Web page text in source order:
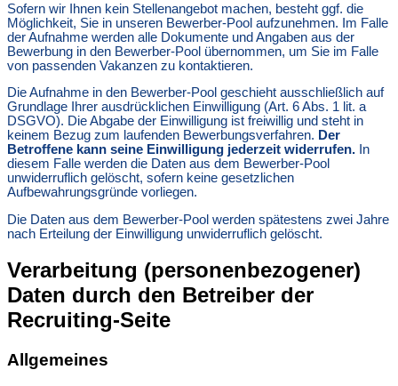
Sofern wir Ihnen kein Stellenangebot machen, besteht ggf. die
Möglichkeit, Sie in unseren Bewerber-Pool aufzunehmen. Im Falle
der Aufnahme werden alle Dokumente und Angaben aus der
Bewerbung in den Bewerber-Pool übernommen, um Sie im Falle
von passenden Vakanzen zu kontaktieren.
Die Aufnahme in den Bewerber-Pool geschieht ausschließlich auf
Grundlage Ihrer ausdrücklichen Einwilligung (Art. 6 Abs. 1 lit. a
DSGVO). Die Abgabe der Einwilligung ist freiwillig und steht in
keinem Bezug zum laufenden Bewerbungsverfahren. Der
Betroffene kann seine Einwilligung jederzeit widerrufen. In
diesem Falle werden die Daten aus dem Bewerber-Pool
unwiderruflich gelöscht, sofern keine gesetzlichen
Aufbewahrungsgründe vorliegen.
Die Daten aus dem Bewerber-Pool werden spätestens zwei Jahre
nach Erteilung der Einwilligung unwiderruflich gelöscht.
Verarbeitung (personenbezogener)
Daten durch den Betreiber der
Recruiting-Seite
Allgemeines